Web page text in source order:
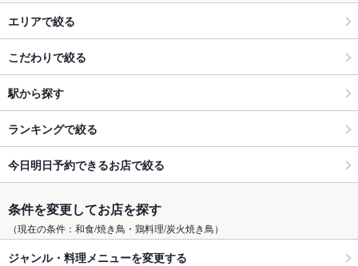
エリアで絞る
こだわりで絞る
駅から探す
ランキングで絞る
今日明日予約できるお店で絞る
条件を変更してお店を探す
（現在の条件：和食/焼き鳥・鶏料理/炭火焼き鳥）
ジャンル・料理メニューを変更する